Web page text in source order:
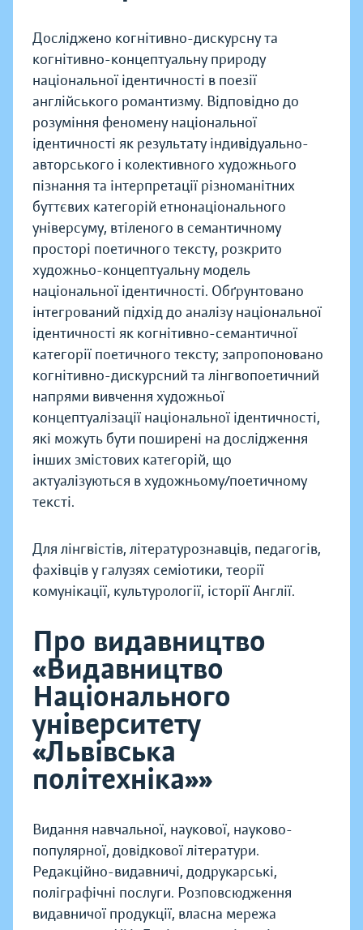
Досліджено когнітивно-дискурсну та
когнітивно-концептуальну природу
національної ідентичності в поезії
англійського романтизму. Відповідно до
розуміння феномену національної
ідентичності як результату індивідуально-
авторського і колективного художнього
пізнання та інтерпретації різноманітних
буттєвих категорій етнонаціонального
універсуму, втіленого в семантичному
просторі поетичного тексту, розкрито
художньо-концептуальну модель
національної ідентичності. Обґрунтовано
інтегрований підхід до аналізу національної
ідентичності як когнітивно-семантичної
категорії поетичного тексту; запропоновано
когнітивно-дискурсний та лінгвопоетичний
напрями вивчення художньої
концептуалізації національної ідентичності,
які можуть бути поширені на дослідження
інших змістових категорій, що
актуалізуються в художньому/поетичному
тексті.
Для лінгвістів, літературознавців, педагогів,
фахівців у галузях семіотики, теорії
комунікації, культурології, історії Англії.
Про видавництво
«Видавництво
Національного
університету
«Львівська
політехніка»»
Видання навчальної, наукової, науково-
популярної, довідкової літератури.
Редакційно-видавничі, додрукарські,
поліграфічні послуги. Розповсюдження
видавничої продукції, власна мережа